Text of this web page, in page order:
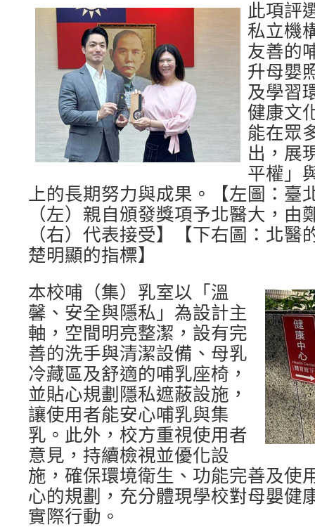
此項評
私立機
友善的
升母嬰
及學習
健康文
能在眾
出，展
平權」
上的長期努力與成果。【左圖：臺
（左）親自頒發獎項予北醫大，由
（右）代表接受】【下右圖：北醫
楚明顯的指標】
本校哺（集）乳室以「溫
馨、安全與隱私」為設計主
軸，空間明亮整潔，設有完
善的洗手與清潔設備、母乳
冷藏區及舒適的哺乳座椅，
並貼心規劃隱私遮蔽設施，
讓使用者能安心哺乳與集
乳。此外，校方重視使用者
意見，持續檢視並優化設
施，確保環境衛生、功能完善及使
心的規劃，充分體現學校對母嬰健
實際行動。